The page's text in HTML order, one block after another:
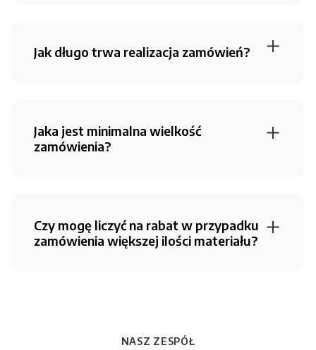
Jak długo trwa realizacja zamówień?
bawełna, bawełna organiczna, wiskoza, len:
lub mailowo pod adresem
Jaka jest minimalna wielkość
zamówienia?
Czy mogę liczyć na rabat w przypadku
zamówienia większej ilości materiału?
NASZ ZESPÓŁ